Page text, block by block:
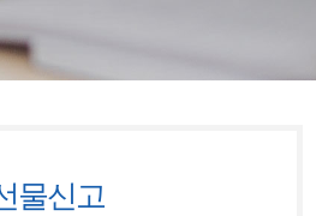
물신고